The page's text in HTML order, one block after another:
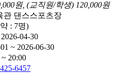
원, (교직원/학생) 120,000원
관 댄스스포츠장
: 7명)
04-30
~ 2026-06-30
20:00
6457